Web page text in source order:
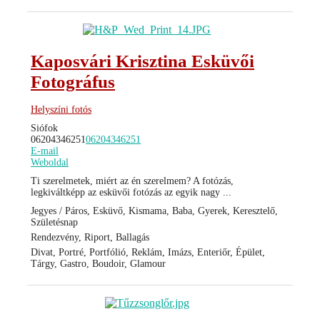
Kaposvári Krisztina Esküvői
Fotográfus
Helyszíni fotós
Siófok
06204346251 06204346251
E-mail
Weboldal
Ti szerelmetek, miért az én szerelmem? A fotózás,
legkiváltképp az esküvői fotózás az egyik nagy ...
Jegyes / Páros, Esküvő, Kismama, Baba, Gyerek, Keresztelő,
Születésnap
Rendezvény, Riport, Ballagás
Divat, Portré, Portfólió, Reklám, Imázs, Enteriőr, Épület,
Tárgy, Gastro, Boudoir, Glamour